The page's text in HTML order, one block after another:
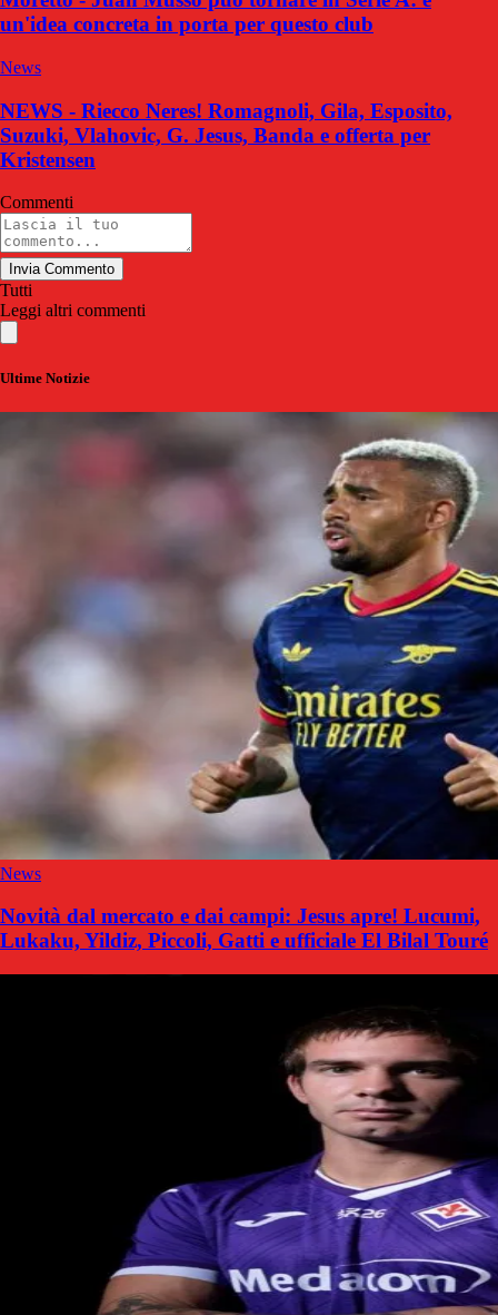
un'idea concreta in porta per questo club
News
NEWS - Riecco Neres! Romagnoli, Gila, Esposito,
Suzuki, Vlahovic, G. Jesus, Banda e offerta per
Kristensen
Commenti
Invia Commento
Tutti
Leggi altri commenti
Ultime Notizie
News
Novità dal mercato e dai campi: Jesus apre! Lucumi,
Lukaku, Yildiz, Piccoli, Gatti e ufficiale El Bilal Touré